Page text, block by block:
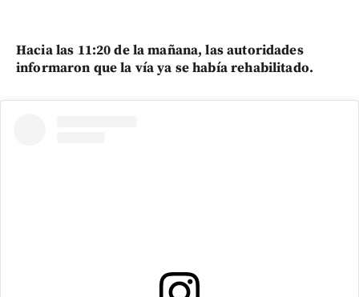
Hacia las 11:20 de la mañana, las autoridades
informaron que la vía ya se había rehabilitado.